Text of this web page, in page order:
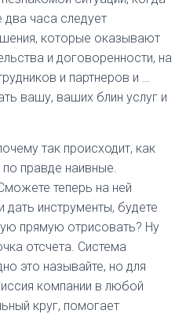
часа следует
которые оказывают
и договоренности, на
и партнеров и …
вашу, ваших блин услуг и
так происходит, как
правде наивные.
теперь на ней
дать инструменты, будете
прямую отрисовать? Ну
отсчета. Система
это называйте, но для
компании в любой
круг, помогает